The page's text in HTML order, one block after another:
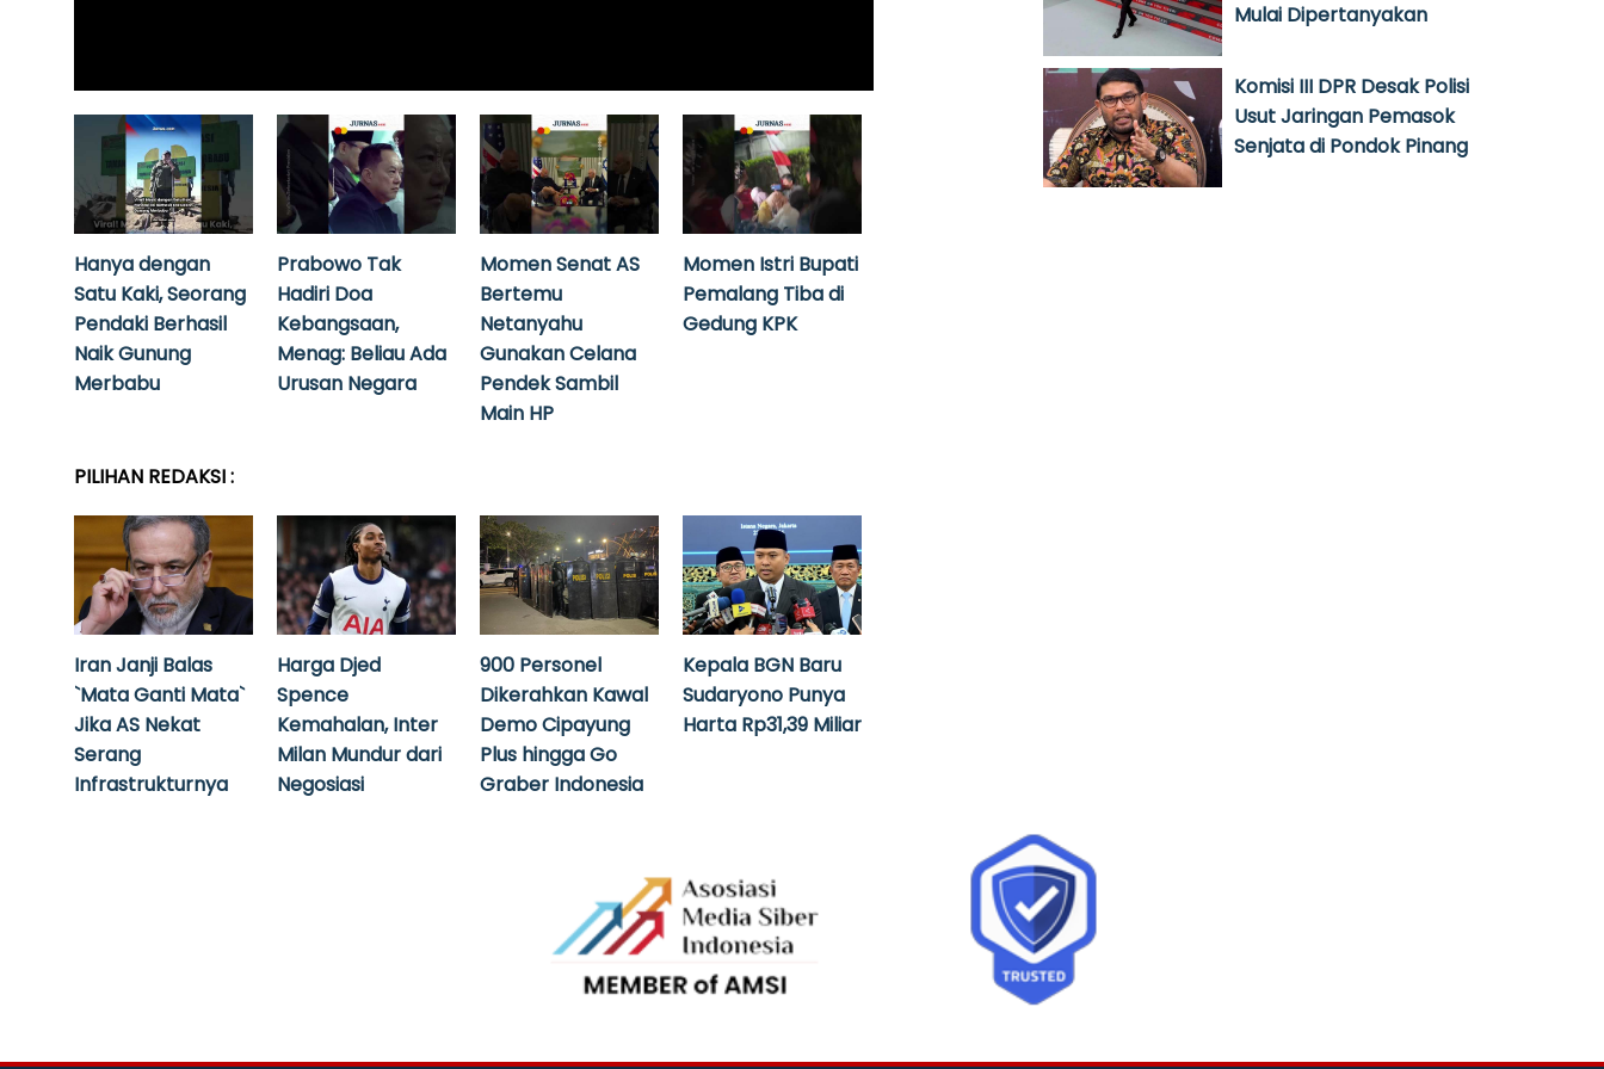
Hanya dengan
Satu Kaki, Seorang
Pendaki Berhasil
Naik Gunung
Merbabu
Prabowo Tak
Hadiri Doa
Kebangsaan,
Menag: Beliau Ada
Urusan Negara
Momen Senat AS
Bertemu
Netanyahu
Gunakan Celana
Pendek Sambil
Main HP
Momen Istri Bupati
Pemalang Tiba di
Gedung KPK
PILIHAN REDAKSI :
Iran Janji Balas
`Mata Ganti Mata`
Jika AS Nekat
Serang
Infrastrukturnya
Harga Djed
Spence
Kemahalan, Inter
Milan Mundur dari
Negosiasi
900 Personel
Dikerahkan Kawal
Demo Cipayung
Plus hingga Go
Graber Indonesia
Kepala BGN Baru
Sudaryono Punya
Harta Rp31,39 Miliar
Mulai Dipertanyakan
Komisi III DPR Desak Polisi
Usut Jaringan Pemasok
Senjata di Pondok Pinang